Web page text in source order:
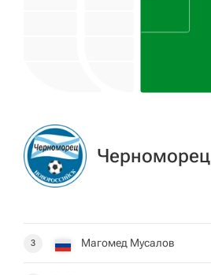
Черноморец
3 Магомед Мусалов